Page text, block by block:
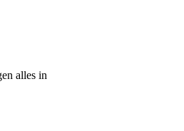
alles in